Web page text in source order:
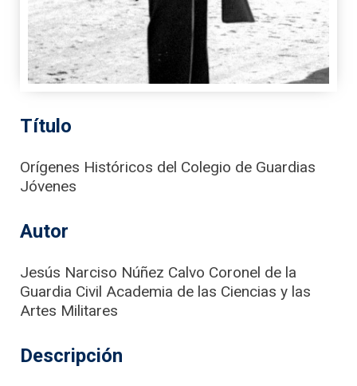
Título
Orígenes Históricos del Colegio de Guardias
Jóvenes
Autor
Jesús Narciso Núñez Calvo Coronel de la
Guardia Civil Academia de las Ciencias y las
Artes Militares
Descripción